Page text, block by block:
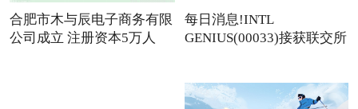
合肥市木与辰电子商务有限
公司成立 注册资本5万人
每日消息!INTL
GENIUS(00033)接获联交所